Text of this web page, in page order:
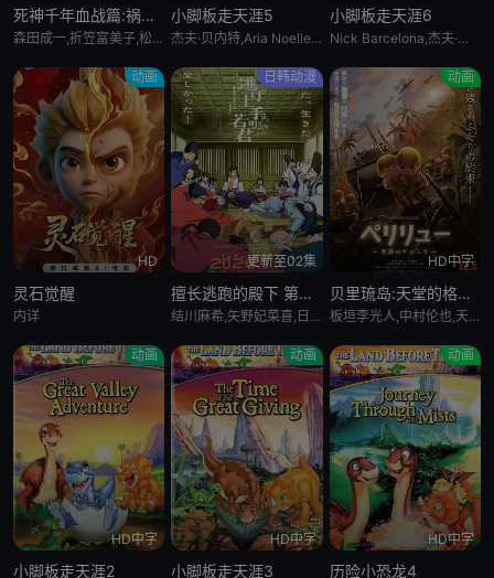
死神千年血战篇:祸进谭:动漫
森田成一,折笠富美子,松冈由贵,安元洋贵,杉山纪彰,高木涉,伊藤健太郎,三木真一郎,雪野五月,大塚明夫,桑岛法子,樫井笙人,小野坂昌也,置鲇龙太郎,杉田智和,朴璐美,立木文彦,石川英郎,速水奖,高木礼子,长嶝高士,石冢小夜里,稻田彻,诹访部顺一,清都亚里沙,丰口惠美,市来光弘,菅生隆之,梅原裕一郎,武内骏辅,小山刚志
小脚板走天涯5
杰夫·贝内特,Aria Noelle Curzon,托马斯·戴克,米丽亚姆·福林,乔恩·因戈尔,Bradon La Croix
小脚板走天涯6
Nick Barcelona,杰夫·贝内特,南茜·卡特莱特,艾莉娅·诺埃尔·柯曾,托马斯·戴克,米丽亚姆·福林
动画
HD
灵石觉醒
内详
日韩动漫
更新至02集
擅长逃跑的殿下 第二季
结川麻希,矢野妃菜喜,日野麻里,铃代纱弓,悠木碧,户谷菊之介,中村悠一,小西克幸
动画
HD中字
贝里琉岛:天堂的格尔尼卡:
板垣李光人,中村伦也,天野宏郷,藤井雄太,茂木たかまさ,三上瑛士
动画
HD中字
小脚板走天涯2
动画
HD中字
小脚板走天涯3
动画
HD中字
历险小恐龙4